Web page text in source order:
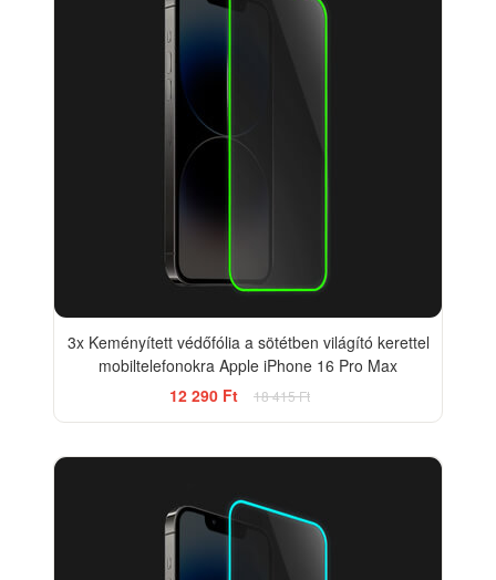
3x Keményített védőfólia a sötétben világító kerettel
mobiltelefonokra Apple iPhone 16 Pro Max
12 290 Ft
18 415 Ft